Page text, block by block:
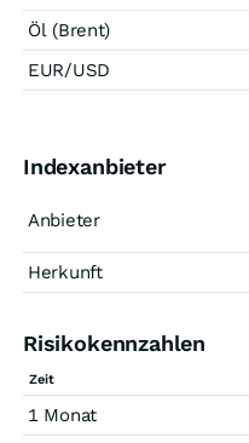
Öl (Brent)
EUR/USD
Indexanbieter
Anbieter
Herkunft
Risikokennzahlen
Zeit
1 Monat